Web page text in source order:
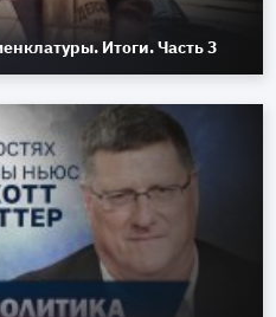
Итоги. Часть 3